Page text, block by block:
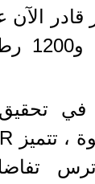
6.6 لتر قادر
في